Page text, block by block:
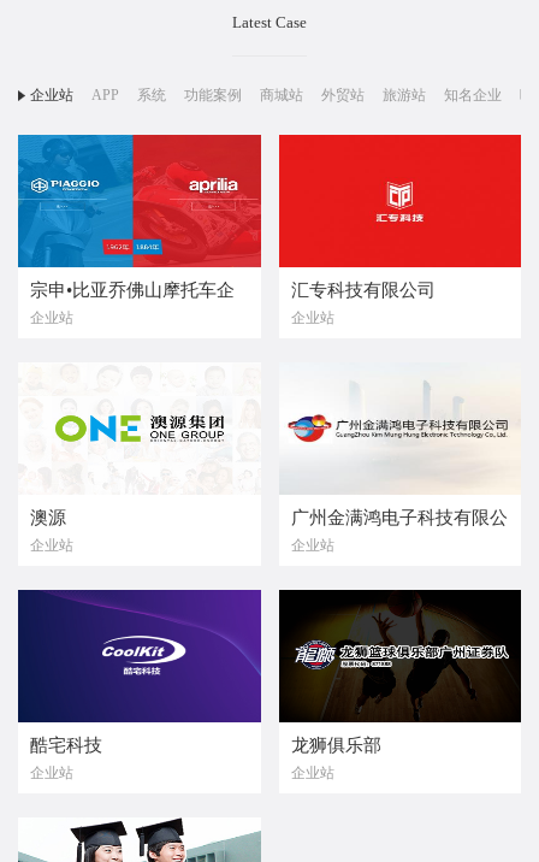
Latest Case
企业站 APP 系统 功能案例 商城站 外贸站 旅游站 知名企业 响
宗申•比亚乔佛山摩托车企
业有限公司
企业站
汇专科技有限公司
企业站
澳源
企业站
广州金满鸿电子科技有限公
司
企业站
酷宅科技
企业站
龙狮俱乐部
企业站